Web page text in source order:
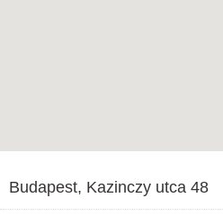
Budapest, Kazinczy utca 48